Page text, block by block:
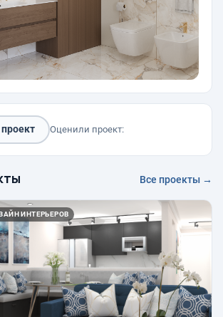
Оценили проект:
Все проекты →
ИНТЕРЬЕРОВ